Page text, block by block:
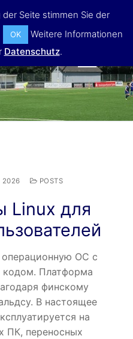
2026 POSTS
Linux для
операционную ОС с
Платформа
финскому
В настоящее
на
ПК, переносных
Seite stimmen Sie der
OK
Weitere Informationen
Datenschutz.